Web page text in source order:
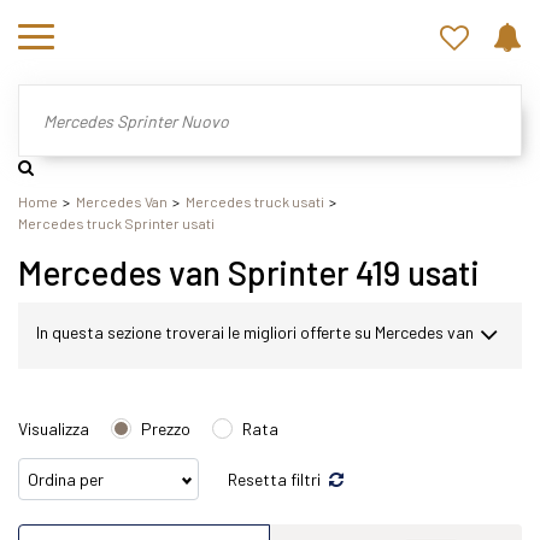
Home Mercedes Van
Mercedes truck usati
Mercedes truck Sprinter usati
Mercedes van Sprinter 419 usati
In questa sezione troverai le migliori offerte su Mercedes van
Visualizza Prezzo Rata
Resetta filtri